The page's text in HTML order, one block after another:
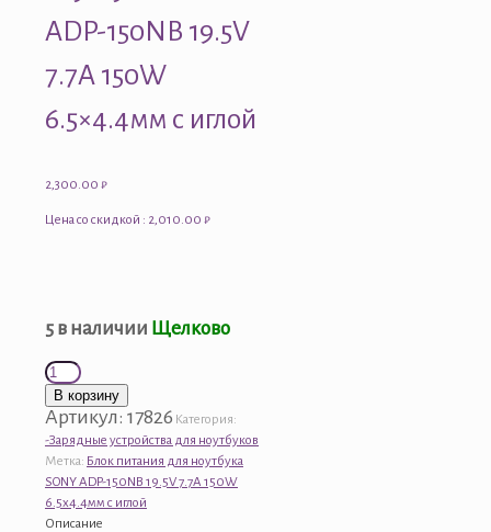
ADP-150NB 19.5V
7.7A 150W
6.5×4.4мм с иглой
2,300.00 ₽
Цена со скидкой : 2,010.00 ₽
5 в наличии Щелково
Количество
товара
Блок
питания
для
ноутбука
SONY
ADP-
В корзину
Артикул: 17826 Категория:
-Зарядные устройства для ноутбуков
Метка: Блок питания для ноутбука
SONY ADP-150NB 19.5V 7.7A 150W
6.5x4.4мм с иглой
Описание